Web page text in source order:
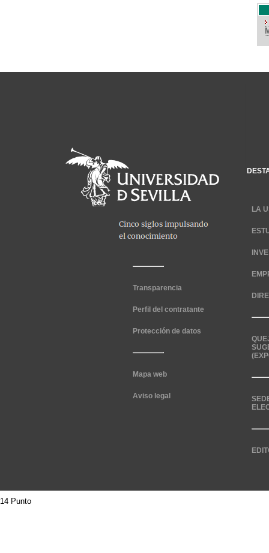
Transparencia
Perfil del contratante
Protección de datos
Mapa web
Aviso legal
LA
14 Punto